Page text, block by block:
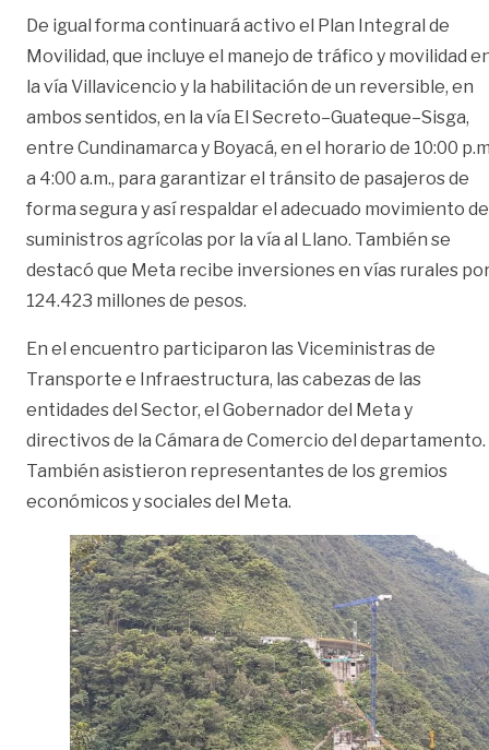
De igual forma continuará activo el Plan Integral de
Movilidad, que incluye el manejo de tráfico y movilidad
la vía Villavicencio y la habilitación de un reversible, en
ambos sentidos, en la vía El Secreto–Guateque–Sisga,
entre Cundinamarca y Boyacá, en el horario de 10:00
a 4:00 a.m., para garantizar el tránsito de pasajeros de
forma segura y así respaldar el adecuado movimiento de
suministros agrícolas por la vía al Llano. También se
destacó que Meta recibe inversiones en vías rurales
124.423 millones de pesos.
En el encuentro participaron las Viceministras de
Transporte e Infraestructura, las cabezas de las
entidades del Sector, el Gobernador del Meta y
directivos de la Cámara de Comercio del departamento.
También asistieron representantes de los gremios
económicos y sociales del Meta.